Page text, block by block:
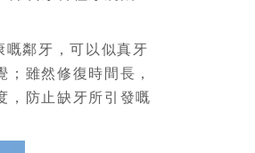
鄰牙，可以似真牙
雖然修復時間長，
，防止缺牙所引發嘅